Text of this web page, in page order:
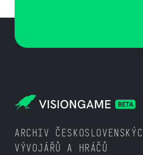
ARCHIV
VÝVOJÁŘŮ A HRÁČŮ